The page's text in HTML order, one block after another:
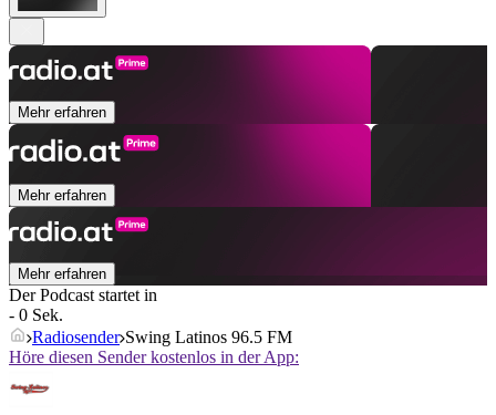
Mehr erfahren
Mehr erfahren
Mehr erfahren
Der Podcast startet in
- 0 Sek.
Radiosender Swing Latinos 96.5 FM
Höre diesen Sender kostenlos in der App: